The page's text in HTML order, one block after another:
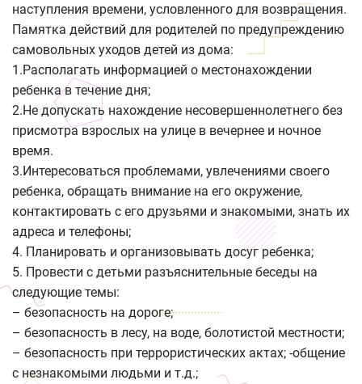
наступления времени, условленного для возвращения.
Памятка действий для родителей по предупреждению
самовольных уходов детей из дома:
1.Располагать информацией о местонахождении
ребенка в течение дня;
2.Не допускать нахождение несовершеннолетнего без
присмотра взрослых на улице в вечернее и ночное
время.
3.Интересоваться проблемами, увлечениями своего
ребенка, обращать внимание на его окружение,
контактировать с его друзьями и знакомыми, знать их
адреса и телефоны;
4. Планировать и организовывать досуг ребенка;
5. Провести с детьми разъяснительные беседы на
следующие темы:
– безопасность на дороге;
– безопасность в лесу, на воде, болотистой местности;
– безопасность при террористических актах; -общение
с незнакомыми людьми и т.д.;